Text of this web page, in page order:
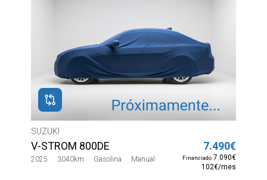
SUZUKI
V-STROM 800DE
2025 3040km Gasolina Manual
7.490€
Financiado 7.090€
102€/mes